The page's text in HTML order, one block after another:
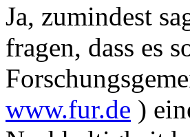
Ja, zumindest
fragen, dass es
www.fur.de )